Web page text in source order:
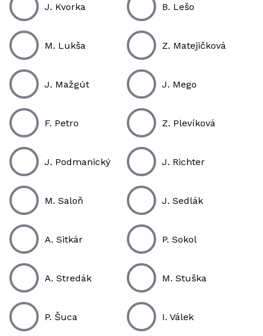
J. Kvorka B. Lešo
M. Lukša Z. Matejičková
J. Mažgút J. Mego
F. Petro Z. Plevíková
J. Podmanický J. Richter
M. Saloň J. Sedlák
A. Sitkár P. Sokol
A. Stredák M. Stuška
P. Šuca I. Válek